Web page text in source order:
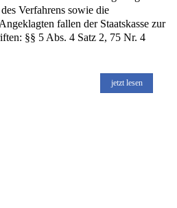
Verfahrens sowie die
fallen der Staatskasse zur
§§ 5 Abs. 4 Satz 2, 75 Nr. 4
jetzt lesen